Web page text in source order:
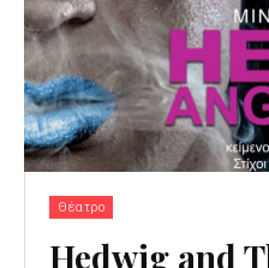
Θέατρο
Hedwig and